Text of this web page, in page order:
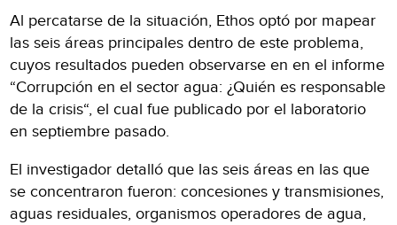
Al percatarse de la situación, Ethos optó por mapear
las seis áreas principales dentro de este problema,
cuyos resultados pueden observarse en en el informe
“Corrupción en el sector agua: ¿Quién es responsable
de la crisis“, el cual fue publicado por el laboratorio
en septiembre pasado.
El investigador detalló que las seis áreas en las que
se concentraron fueron: concesiones y transmisiones,
aguas residuales, organismos operadores de agua,